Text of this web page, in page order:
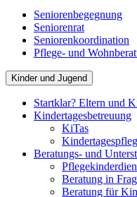
Seniorenbegegnung
Seniorenrat
Seniorenkoordination
Pflege- und
Kinder und Jugend
Startklar? Eltern und
Kindertagesbetreuung
KiTas
Beratungs- und
Beratung in
Beratung für